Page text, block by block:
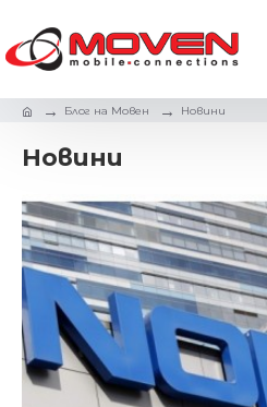
Блог на Мовен Новини
Новини